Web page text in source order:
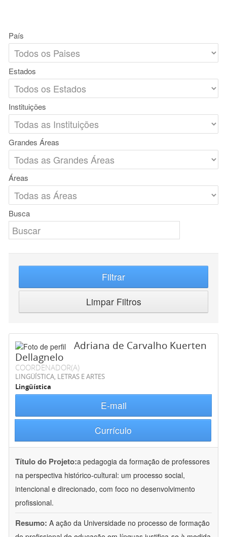
País
Estados
Instituições
Grandes Áreas
Áreas
Busca
Filtrar
Limpar Filtros
Adriana de Carvalho Kuerten
Dellagnelo
COORDENADOR(A)
LINGÜÍSTICA, LETRAS E ARTES
Lingüística
E-mail
Currículo
Título do Projeto:a pedagogia da formação de professores
na perspectiva histórico-cultural: um processo social,
intencional e direcionado, com foco no desenvolvimento
profissional.
Resumo: A ação da Universidade no processo de formação